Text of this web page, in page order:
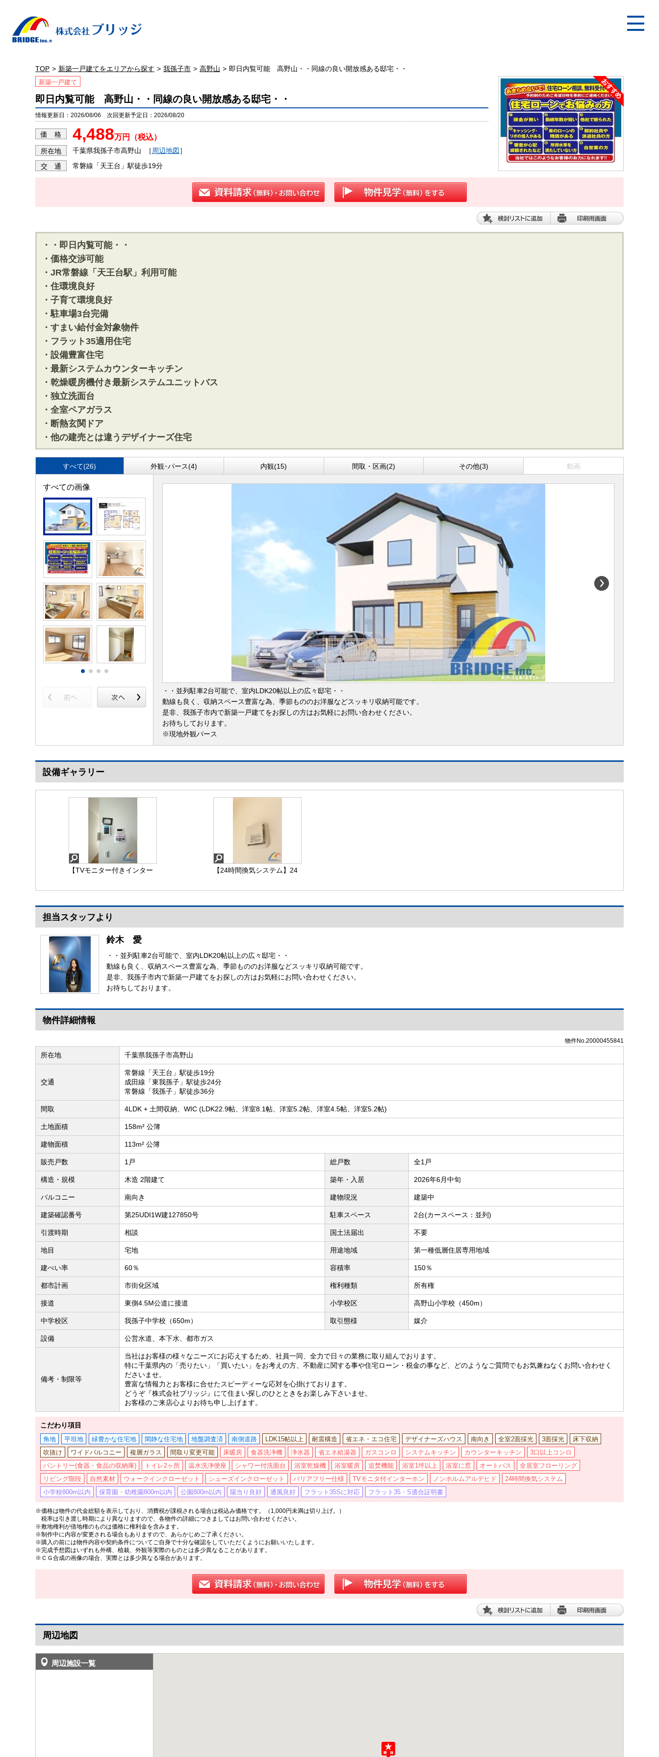
TOP 新築一戸建てをエリアから探す 我孫子市 高野山 即日内覧可能 高野山・・同線の良い開放感ある邸宅・・
新築一戸建て
即日内覧可能 高野山・・同線の良い開放感ある邸宅・・
情報更新日：2026/08/06 次回更新予定日：2026/08/20
価 格 4,488万円（税込）
所在地 千葉県我孫子市高野山 ［ 周辺地図］
交 通 常磐線「天王台」駅徒歩19分
・・即日内覧可能・・
・価格交渉可能
・JR常磐線「天王台駅」利用可能
・住環境良好
・子育て環境良好
・駐車場3台完備
・すまい給付金対象物件
・フラット35適用住宅
・設備豊富住宅
・最新システムカウンターキッチン
・乾燥暖房機付き最新システムユニットバス
・独立洗面台
・全室ペアガラス
・断熱玄関ドア
・他の建売とは違うデザイナーズ住宅
すべて(26) 外観･パース(4) 内観(15) 間取・区画(2) その他(3) 動画
すべての画像
・・並列駐車2台可能で、室内LDK20帖以上の広々邸宅・・
動線も良く、収納スペース豊富な為、季節もののお洋服などスッキリ収納可能です。
是非、我孫子市内で新築一戸建てをお探しの方はお気軽にお問い合わせください。
お待ちしております。
※現地外観パース
設備ギャラリー
【TVモニター付きインタ
ーホン】
【TVモニター付きインター
ターホン
【24時間換気システム】24
担当スタッフより
鈴木 愛
・・並列駐車2台可能で、室内LDK20帖以上の広々邸宅・・
動線も良く、収納スペース豊富な為、季節もののお洋服などスッキリ収納可能です。
是非、我孫子市内で新築一戸建てをお探しの方はお気軽にお問い合わせください。
お待ちしております。
物件詳細情報
物件No.20000455841
所在地 千葉県我孫子市高野山
交通
常磐線「天王台」駅徒歩19分
成田線「東我孫子」駅徒歩24分
常磐線「我孫子」駅徒歩36分
間取 4LDK + 土間収納、WIC (LDK22.9帖、洋室8.1帖、洋室5.2帖、洋室4.5帖、洋室5.2帖)
土地面積 158m² 公簿
建物面積 113m² 公簿
販売戸数 1戸 総戸数 全1戸
構造・規模 木造 2階建て 築年・入居 2026年6月中旬
バルコニー 南向き 建物現況 建築中
建築確認番号 第25UDI1W建127850号 駐車スペース 2台(カースペース：並列)
引渡時期 相談 国土法届出 不要
地目 宅地 用途地域 第一種低層住居専用地域
建ぺい率 60％ 容積率 150％
都市計画 市街化区域 権利種類 所有権
接道 東側4.5M公道に接道 小学校区 高野山小学校（450m）
中学校区 我孫子中学校（650m） 取引態様 媒介
設備 公営水道、本下水、都市ガス
備考・制限等
当社はお客様の様々なニーズにお応えするため、社員一同、全力で日々の業務に取り組んでおります。
特に千葉県内の「売りたい」「買いたい」をお考えの方、不動産に関する事や住宅ローン・税金の事など、どのようなご質問でもお気兼ねなくお問い合わせく
ださいませ。
豊富な情報力とお客様に合せたスピーディーな応対を心掛けております。
どうぞ『株式会社ブリッジ』にて住まい探しのひとときをお楽しみ下さいませ。
お客様のご来店心よりお待ち申し上げます。
こだわり項目
角地 平坦地 緑豊かな住宅地 閑静な住宅地 地盤調査済 南側道路 LDK15帖以上 耐震構造 省エネ・エコ住宅 デザイナーズハウス 南向き 全室2面採光 3面採光
床下収納
吹抜け
ワイドバルコニー 複層ガラス 間取り変更可能 床暖房 食器洗浄機 浄水器 省エネ給湯器 ガスコンロ システムキッチン カウンターキッチン
3口以上コンロ
パントリー(食器・食品の収納庫)
トイレ2ヶ所 温水洗浄便座 シャワー付洗面台 浴室乾燥機 浴室暖房 追焚機能 浴室1坪以上 浴室に窓 オートバス
全居室フローリング
リビング階段
自然素材 ウォークインクローゼット シューズインクローゼット バリアフリー仕様 TVモニタ付インターホン ノンホルムアルデヒド
24時間換気システム
小学校800m以内
保育園・幼稚園800m以内 公園800m以内 陽当り良好 通風良好 フラット35Sに対応 フラット35・S適合証明書
※価格は物件の代金総額を表示しており、消費税が課税される場合は税込み価格です。（1,000円未満は切り上げ。）
税率は引き渡し時期により異なりますので、各物件の詳細につきましてはお問い合わせください。
※敷地権利が借地権のものは価格に権利金を含みます。
※制作中に内容が変更される場合もありますので、あらかじめご了承ください。
※購入の前には物件内容や契約条件についてご自身で十分な確認をしていただくようにお願いいたします。
※完成予想図はいずれも外構、植栽、外観等実際のものとは多少異なることがあります。
※ＣＧ合成の画像の場合、実際とは多少異なる場合があります。
周辺地図
周辺施設一覧